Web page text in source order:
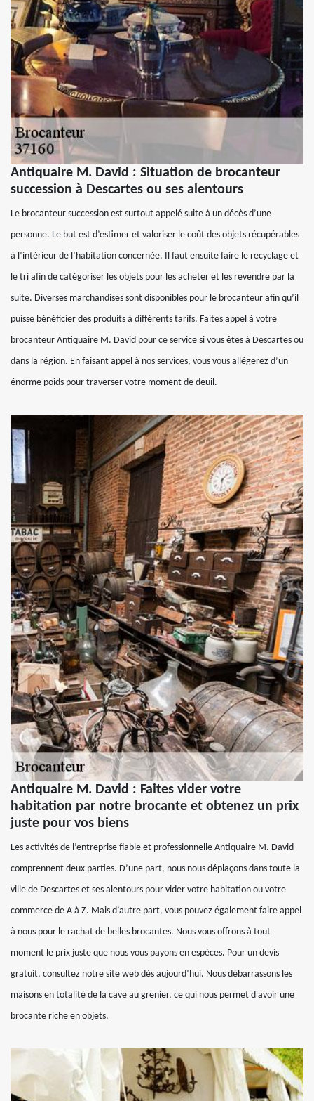
Antiquaire M. David : Situation de brocanteur
succession à Descartes ou ses alentours
Le brocanteur succession est surtout appelé suite à un décès d’une
personne. Le but est d’estimer et valoriser le coût des objets récupérables
à l’intérieur de l’habitation concernée. Il faut ensuite faire le recyclage et
le tri afin de catégoriser les objets pour les acheter et les revendre par la
suite. Diverses marchandises sont disponibles pour le brocanteur afin qu’il
puisse bénéficier des produits à différents tarifs. Faites appel à votre
brocanteur Antiquaire M. David pour ce service si vous êtes à Descartes ou
dans la région. En faisant appel à nos services, vous vous allégerez d’un
énorme poids pour traverser votre moment de deuil.
Antiquaire M. David : Faites vider votre
habitation par notre brocante et obtenez un prix
juste pour vos biens
Les activités de l’entreprise fiable et professionnelle Antiquaire M. David
comprennent deux parties. D’une part, nous nous déplaçons dans toute la
ville de Descartes et ses alentours pour vider votre habitation ou votre
commerce de A à Z. Mais d’autre part, vous pouvez également faire appel
à nous pour le rachat de belles brocantes. Nous vous offrons à tout
moment le prix juste que nous vous payons en espèces. Pour un devis
gratuit, consultez notre site web dès aujourd’hui. Nous débarrassons les
maisons en totalité de la cave au grenier, ce qui nous permet d'avoir une
brocante riche en objets.